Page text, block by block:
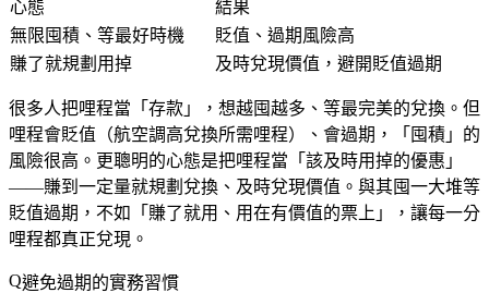
心態
結果
無限囤積、等最好時機
貶值、過期風險高
賺了就規劃用掉
及時兌現價值，避開貶值過期
很多人把哩程當「存款」，想越囤越多、等最完美的兌換。但
哩程會貶值（航空調高兌換所需哩程）、會過期，「囤積」的
風險很高。更聰明的心態是把哩程當「該及時用掉的優惠」
——賺到一定量就規劃兌換、及時兌現價值。與其囤一大堆等
貶值過期，不如「賺了就用、用在有價值的票上」，讓每一分
哩程都真正兌現。
避免過期的實務習慣